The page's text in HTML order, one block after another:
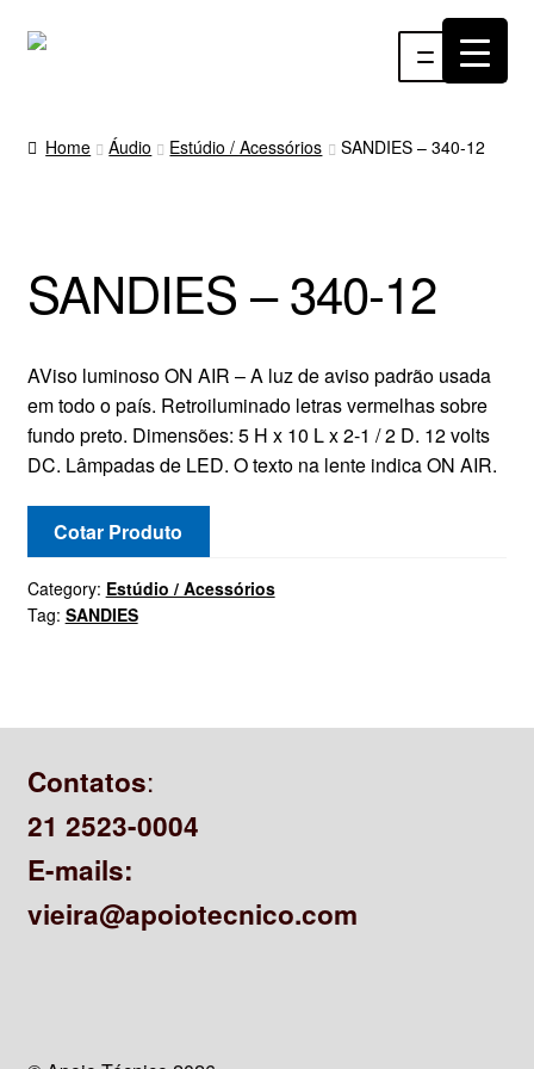
Pular
Pular
conteúdo
Menu
VÍDEO
RÁDIO WEBTV
EVENTOS
CONTATO
Home Áudio Estúdio / Acessórios SANDIES – 340-12
SANDIES – 340-12
AViso luminoso ON AIR – A luz de aviso padrão usada
em todo o país. Retroiluminado letras vermelhas sobre
fundo preto. Dimensões: 5 H x 10 L x 2-1 / 2 D. 12 volts
DC. Lâmpadas de LED. O texto na lente indica ON AIR.
Cotar Produto
Category: Estúdio / Acessórios
Tag: SANDIES
Contatos:
21 2523-0004
E-mails:
vieira@apoiotecnico.com